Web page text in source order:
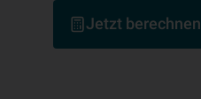
Jetzt berechnen